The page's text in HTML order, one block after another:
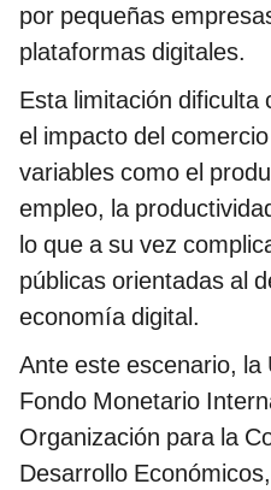
por pequeñas
plataformas digitales.
Esta limitación dificulta
el impacto del
variables como el
empleo, la
lo que a su vez
públicas orientadas al
economía digital.
Ante este escenario, la
Fondo Monetario
Organización para la
Desarrollo